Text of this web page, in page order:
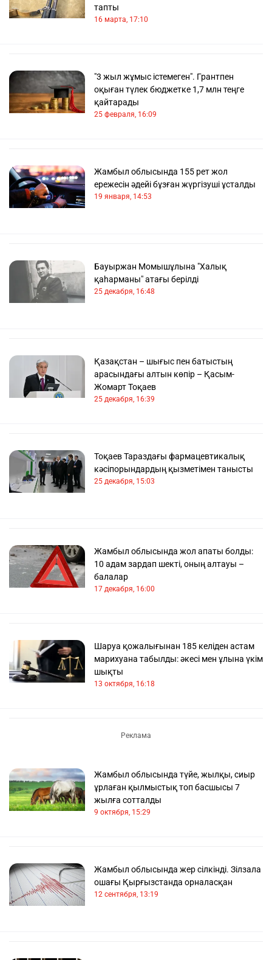
тапты
16 марта, 17:10
"3 жыл жұмыс істемеген". Грантпен
оқыған түлек бюджетке 1,7 млн теңге
қайтарады
25 февраля, 16:09
Жамбыл облысында 155 рет жол
ережесін әдейі бұзған жүргізуші ұсталды
19 января, 14:53
Бауыржан Момышұлына "Халық
қаһарманы" атағы берілді
25 декабря, 16:48
Қазақстан – шығыс пен батыстың
арасындағы алтын көпір – Қасым-
Жомарт Тоқаев
25 декабря, 16:39
Тоқаев Тараздағы фармацевтикалық
кәсіпорындардың қызметімен танысты
25 декабря, 15:03
Жамбыл облысында жол апаты болды:
10 адам зардап шекті, оның алтауы –
балалар
17 декабря, 16:00
Шаруа қожалығынан 185 келіден астам
марихуана табылды: әкесі мен ұлына үкім
шықты
13 октября, 16:18
Жамбыл облысында түйе, жылқы, сиыр
ұрлаған қылмыстық топ басшысы 7
жылға сотталды
9 октября, 15:29
Жамбыл облысында жер сілкінді. Зілзала
ошағы Қырғызстанда орналасқан
12 сентября, 13:19